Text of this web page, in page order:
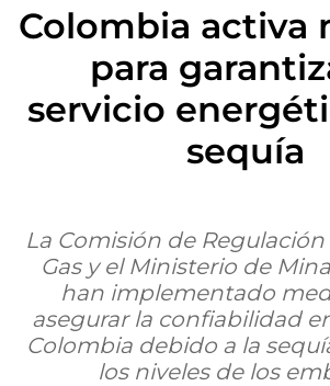
Colombia activa
para
servicio
sequía
La Comisión de
Gas y el Ministerio de
han implementado
asegurar la confiabilidad
Colombia debido a la
los niveles de los